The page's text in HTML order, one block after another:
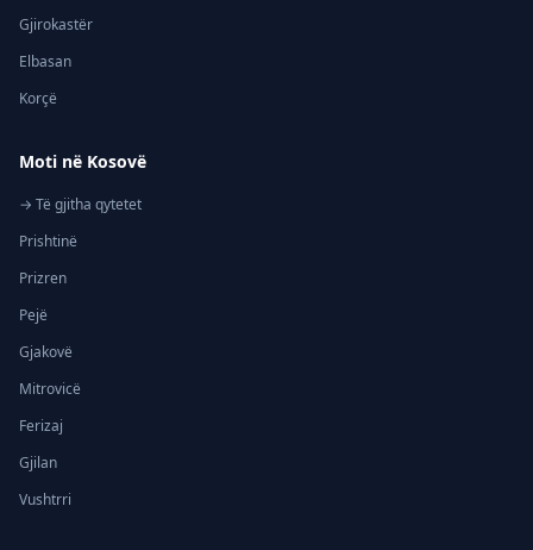
Gjirokastër
Elbasan
Korçë
Moti në Kosovë
→ Të gjitha qytetet
Prishtinë
Prizren
Pejë
Gjakovë
Mitrovicë
Ferizaj
Gjilan
Vushtrri